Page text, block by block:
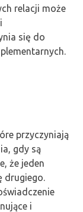
relacji może
się do
przyczyniają
gdy są
że jeden
drugiego.
i